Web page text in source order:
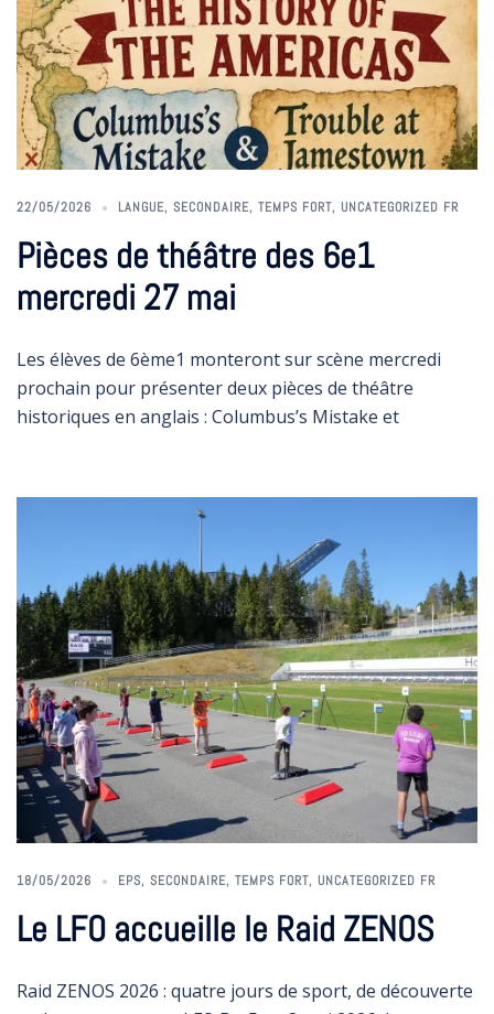
22/05/2026 LANGUE, SECONDAIRE, TEMPS FORT, UNCATEGORIZED FR
Pièces de théâtre des 6e1
mercredi 27 mai
Les élèves de 6ème1 monteront sur scène mercredi
prochain pour présenter deux pièces de théâtre
historiques en anglais : Columbus’s Mistake et
18/05/2026 EPS, SECONDAIRE, TEMPS FORT, UNCATEGORIZED FR
Le LFO accueille le Raid ZENOS
Raid ZENOS 2026 : quatre jours de sport, de découverte